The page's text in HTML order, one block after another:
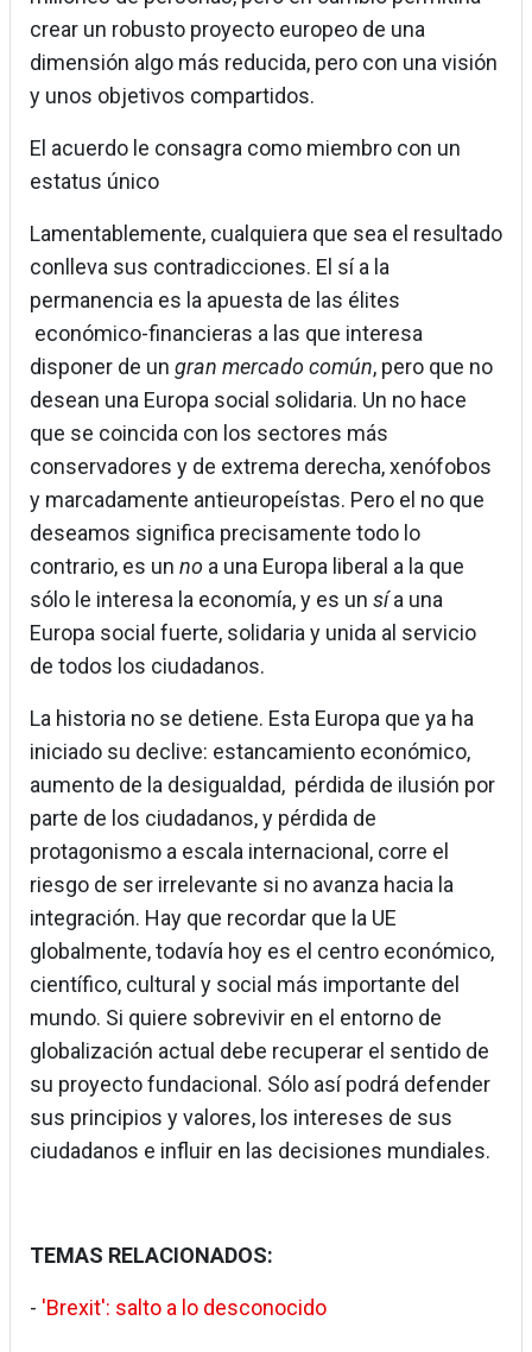
crear un robusto proyecto europeo de una
dimensión algo más reducida, pero con una visión
y unos objetivos compartidos.
El acuerdo le consagra como miembro con un
estatus único
Lamentablemente, cualquiera que sea el resultado
conlleva sus contradicciones. El sí a la
permanencia es la apuesta de las élites
económico-financieras a las que interesa
disponer de un gran mercado común, pero que no
desean una Europa social solidaria. Un no hace
que se coincida con los sectores más
conservadores y de extrema derecha, xenófobos
y marcadamente antieuropeístas. Pero el no que
deseamos significa precisamente todo lo
contrario, es un no a una Europa liberal a la que
sólo le interesa la economía, y es un sía una
Europa social fuerte, solidaria y unida al servicio
de todos los ciudadanos.
La historia no se detiene. Esta Europa que ya ha
iniciado su declive: estancamiento económico,
aumento de la desigualdad, pérdida de ilusión por
parte de los ciudadanos, y pérdida de
protagonismo a escala internacional, corre el
riesgo de ser irrelevante si no avanza hacia la
integración. Hay que recordar que la UE
globalmente, todavía hoy es el centro económico,
científico, cultural y social más importante del
mundo. Si quiere sobrevivir en el entorno de
globalización actual debe recuperar el sentido de
su proyecto fundacional. Sólo así podrá defender
sus principios y valores, los intereses de sus
ciudadanos e influir en las decisiones mundiales.
TEMAS RELACIONADOS:
- 'Brexit': salto a lo desconocido